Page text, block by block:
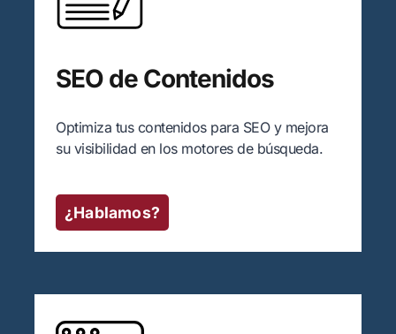
SEO de Contenidos
Optimiza tus contenidos para SEO y mejora
su visibilidad en los motores de búsqueda.
¿Hablamos?